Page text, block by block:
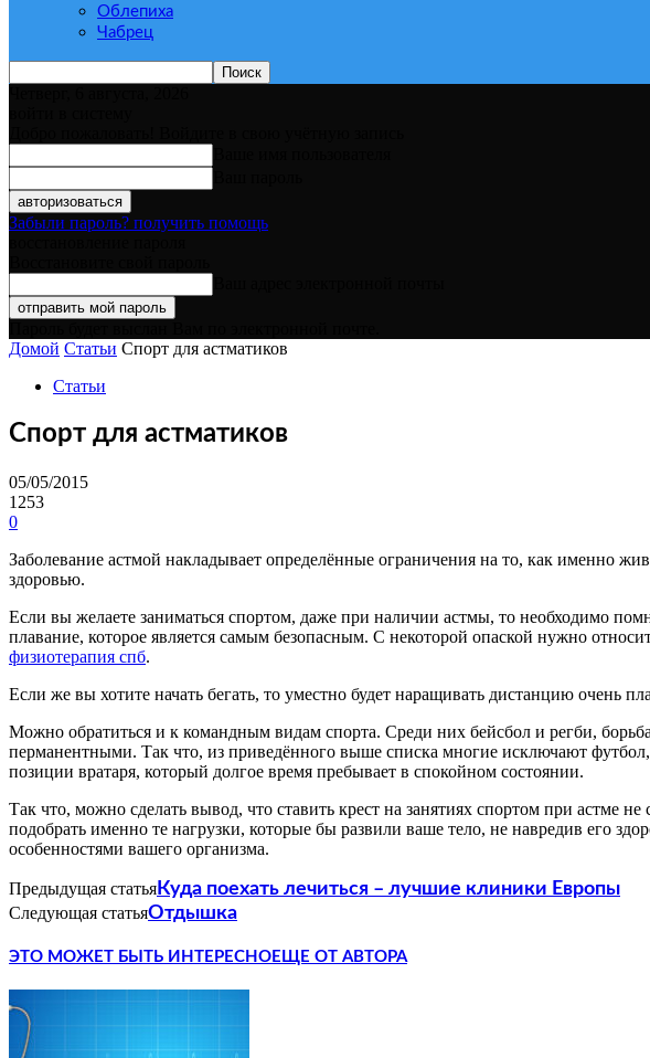
Облепиха
Чабрец
Забыли пароль? получить помощь
Домой Статьи Спорт для астматиков
Статьи
Спорт для астматиков
05/05/2015
1253
0
Заболевание астмой накладывает определённые ограничения на то, как именно
здоровью.
Если вы желаете заниматься спортом, даже при наличии астмы, то необходимо
плавание, которое является самым безопасным. С некоторой опаской нужно
физиотерапия спб.
Если же вы хотите начать бегать, то уместно будет наращивать дистанцию очень
Можно обратиться и к командным видам спорта. Среди них бейсбол и регби,
перманентными. Так что, из приведённого выше списка многие исключают
позиции вратаря, который долгое время пребывает в спокойном состоянии.
Так что, можно сделать вывод, что ставить крест на занятиях спортом при астме
подобрать именно те нагрузки, которые бы развили ваше тело, не навредив его
особенностями вашего организма.
Предыдущая статьяКуда поехать лечиться – лучшие клиники Европы
Следующая статьяОтдышка
ЭТО МОЖЕТ БЫТЬ ИНТЕРЕСНО ЕЩЕ ОТ АВТОРА